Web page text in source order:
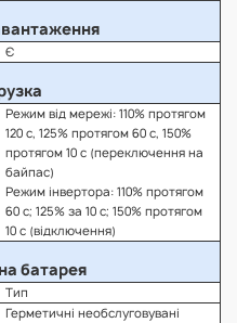
Є
Режим від мережі: 110% протягом
120 с, 125% протягом 60 с, 150%
протягом 10 с (переключення на
байпас)
Режим інвертора: 110% протягом
60 с; 125% за 10 с; 150% протягом
10 с (відключення)
батарея
Тип
Герметичні необслуговувані